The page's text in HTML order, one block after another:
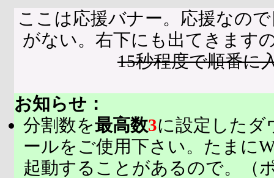
ここは応援バナー。応援なの
がない。右下にも出てきます
15秒程度で順番に
お知らせ：
分割数を最高数3に設定したダ
ールをご使用下さい。たまに
起動することがあるので。（